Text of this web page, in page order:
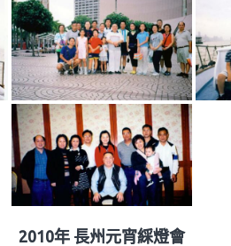
2010年 長州元宵綵燈會